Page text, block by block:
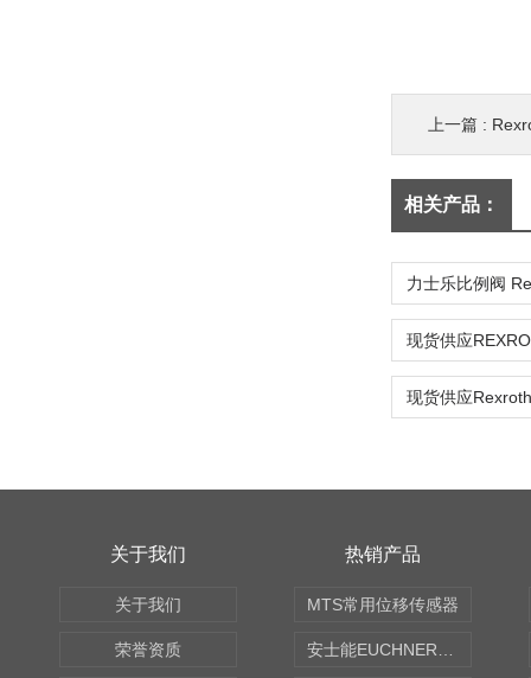
上一篇 :
相关产品：
力士乐比例阀
关于我们
关于我们
荣誉资质
热销产品
MTS常用位移传感器